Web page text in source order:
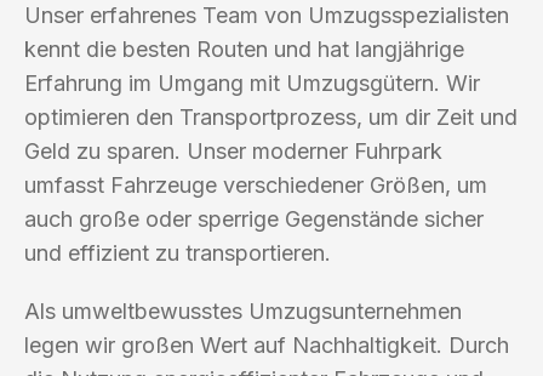
Unser erfahrenes Team von Umzugsspezialisten
kennt die besten Routen und hat langjährige
Erfahrung im Umgang mit Umzugsgütern. Wir
optimieren den Transportprozess, um dir Zeit und
Geld zu sparen. Unser moderner Fuhrpark
umfasst Fahrzeuge verschiedener Größen, um
auch große oder sperrige Gegenstände sicher
und effizient zu transportieren.
Als umweltbewusstes Umzugsunternehmen
legen wir großen Wert auf Nachhaltigkeit. Durch